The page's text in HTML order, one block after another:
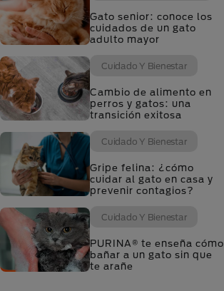
Gato senior: conoce los
cuidados de un gato
adulto mayor
Cuidado Y Bienestar
Cambio de alimento en
perros y gatos: una
transición exitosa
Cuidado Y Bienestar
Gripe felina: ¿cómo
cuidar al gato en casa y
prevenir contagios?
Cuidado Y Bienestar
PURINA® te enseña cómo
bañar a un gato sin que
te arañe